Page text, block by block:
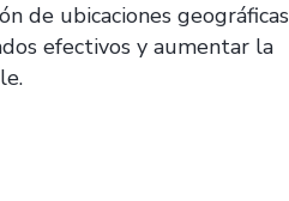
de ubicaciones geográficas
efectivos y aumentar la